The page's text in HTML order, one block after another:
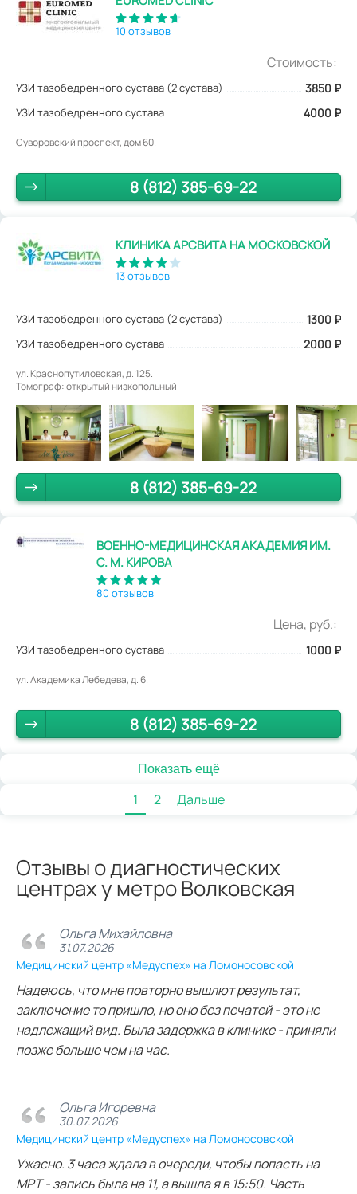
10 отзывов
Стоимость:
УЗИ тазобедренного сустава (2 сустава) 3850 ₽
УЗИ тазобедренного сустава 4000 ₽
Суворовский проспект, дом 60.
8 (812) 385-69-22
КЛИНИКА АРСВИТА НА МОСКОВСКОЙ
13 отзывов
УЗИ тазобедренного сустава (2 сустава) 1300 ₽
УЗИ тазобедренного сустава 2000 ₽
ул. Краснопутиловская, д. 125.
Томограф: открытый низкопольный
8 (812) 385-69-22
ВОЕННО-МЕДИЦИНСКАЯ АКАДЕМИЯ ИМ.
С. М. КИРОВА
80 отзывов
Цена, руб.:
УЗИ тазобедренного сустава 1000 ₽
ул. Академика Лебедева, д. 6.
8 (812) 385-69-22
Показать ещё
1 2 Дальше
Отзывы о диагностических
центрах у метро Волковская
Ольга Михайловна
31.07.2026
Медицинский центр «Медуспех» на Ломоносовской
Надеюсь, что мне повторно вышлют результат,
заключение то пришло, но оно без печатей - это не
надлежащий вид. Была задержка в клинике - приняли
позже больше чем на час.
Ольга Игоревна
30.07.2026
Медицинский центр «Медуспех» на Ломоносовской
Ужасно. 3 часа ждала в очереди, чтобы попасть на
МРТ - запись была на 11, а вышла я в 15:50. Часть